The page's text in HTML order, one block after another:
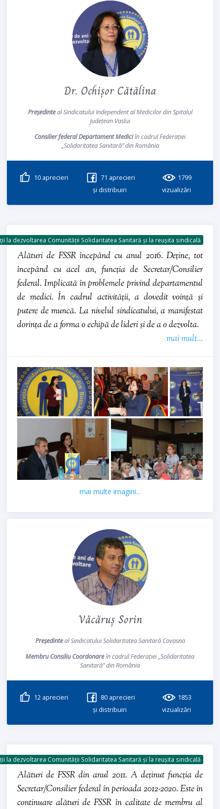
Dr. Ochișor Cătălina
Președinteal Sindicatului Independent al Medicilor din Spitalul
Județean Vaslui
Consilier federal Departament Mediciîn cadrul Federației
„Solidaritatea Sanitară” din România
10aprecieri 71 aprecieri
și distribuiri
1799
vizualizări
la dezvoltarea Comunității Solidaritatea Sanitară și la reușita sindicală
Alături de FSSR începând cu anul 2016. Deține, tot
începând cu acel an, funcția de Secretar/Consilier
federal. Implicată în problemele privind departamentul
de medici. În cadrul activității, a dovedit voință și
putere de muncă. La nivelul sindicatului, a manifestat
dorința de a forma o echipă de lideri și de a o dezvolta.
mai mult...
mai multe imagini...
Văcăruș Sorin
Președinteal Sindicatului Solidaritatea Sanitară Covasna
Membru Consiliu Coordonareîn cadrul Federației „Solidaritatea
Sanitară” din România
12aprecieri 80aprecieri
și distribuiri
1853
vizualizări
la dezvoltarea Comunității Solidaritatea Sanitară și la reușita sindicală
Alături de FSSR din anul 2011. A deținut funcția de
Secretar/Consilier federal în perioada 2012-2020. Este în
continuare alături de FSSR în calitate de membru al